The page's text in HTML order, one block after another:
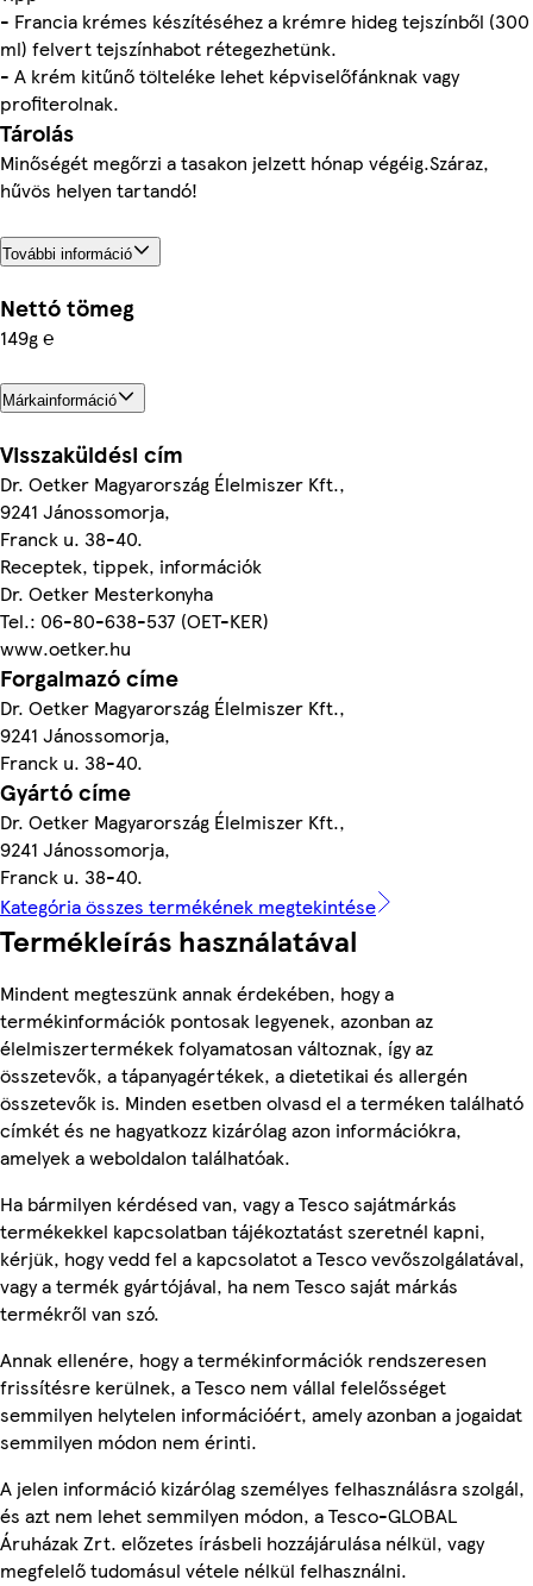
- Francia krémes készítéséhez a krémre hideg tejszínből (300
ml) felvert tejszínhabot rétegezhetünk.
- A krém kitűnő tölteléke lehet képviselőfánknak vagy
profiterolnak.
Tárolás
Minőségét megőrzi a tasakon jelzett hónap végéig.Száraz,
hűvös helyen tartandó!
További információ
Nettó tömeg
149g ℮
Márkainformáció
Visszaküldési cím
Dr. Oetker Magyarország Élelmiszer Kft.,
9241 Jánossomorja,
Franck u. 38-40.
Receptek, tippek, információk
Dr. Oetker Mesterkonyha
Tel.: 06-80-638-537 (OET-KER)
www.oetker.hu
Forgalmazó címe
Dr. Oetker Magyarország Élelmiszer Kft.,
9241 Jánossomorja,
Franck u. 38-40.
Gyártó címe
Dr. Oetker Magyarország Élelmiszer Kft.,
9241 Jánossomorja,
Franck u. 38-40.
Kategória összes termékének megtekintése
Termékleírás használatával
Mindent megteszünk annak érdekében, hogy a
termékinformációk pontosak legyenek, azonban az
élelmiszertermékek folyamatosan változnak, így az
összetevők, a tápanyagértékek, a dietetikai és allergén
összetevők is. Minden esetben olvasd el a terméken található
címkét és ne hagyatkozz kizárólag azon információkra,
amelyek a weboldalon találhatóak.
Ha bármilyen kérdésed van, vagy a Tesco sajátmárkás
termékekkel kapcsolatban tájékoztatást szeretnél kapni,
kérjük, hogy vedd fel a kapcsolatot a Tesco vevőszolgálatával,
vagy a termék gyártójával, ha nem Tesco saját márkás
termékről van szó.
Annak ellenére, hogy a termékinformációk rendszeresen
frissítésre kerülnek, a Tesco nem vállal felelősséget
semmilyen helytelen információért, amely azonban a jogaidat
semmilyen módon nem érinti.
A jelen információ kizárólag személyes felhasználásra szolgál,
és azt nem lehet semmilyen módon, a Tesco-GLOBAL
Áruházak Zrt. előzetes írásbeli hozzájárulása nélkül, vagy
megfelelő tudomásul vétele nélkül felhasználni.